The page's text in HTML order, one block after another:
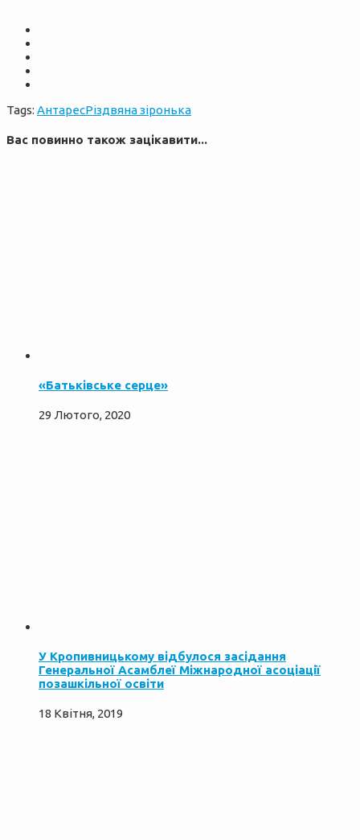
Tags: АнтаресРіздвяна зіронька
Вас повинно також зацікавити...
«Батьківське серце»
29 Лютого, 2020
У Кропивницькому відбулося засідання
Генеральної Асамблеї Міжнародної асоціації
позашкільної освіти
18 Квітня, 2019